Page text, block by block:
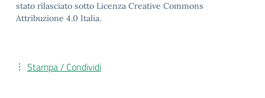
stato rilasciato sotto Licenza Creative Commons
Attribuzione 4.0 Italia.
Stampa / Condividi